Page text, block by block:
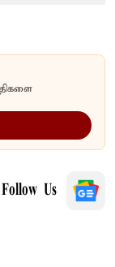
Follow Us